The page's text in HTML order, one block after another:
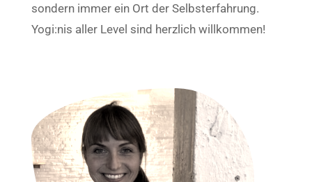
sondern immer ein Ort der Selbsterfahrung.
Yogi:nis aller Level sind herzlich willkommen!